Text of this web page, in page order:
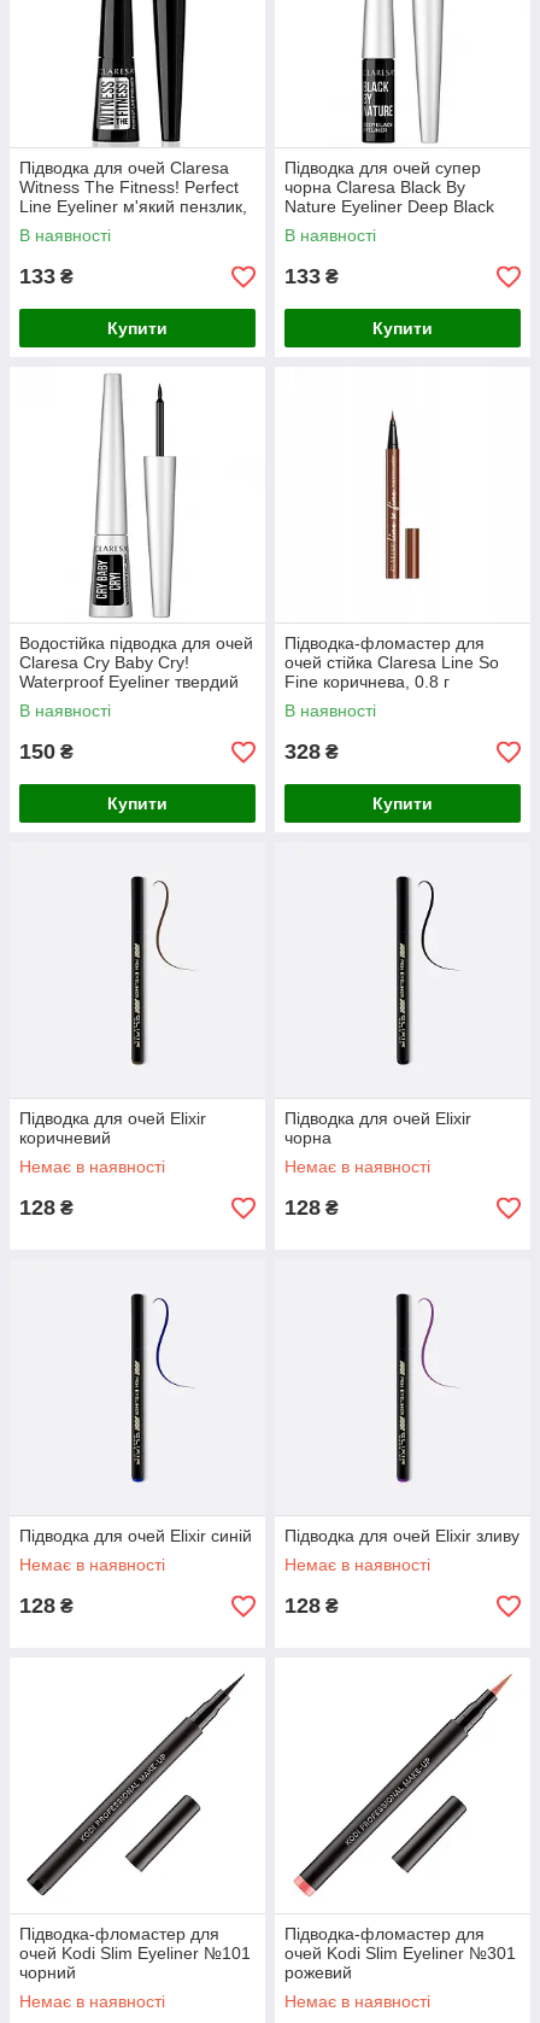
Підводка для очей Claresa
Witness The Fitness! Perfect
Line Eyeliner м'який пензлик,
4 г
В наявності
133 ₴
Купити
Підводка для очей супер
чорна Claresa Black By
Nature Eyeliner Deep Black
твердий пензлик, 4 г
В наявності
133 ₴
Купити
Водостійка підводка для очей
Claresa Cry Baby Cry!
Waterproof Eyeliner твердий
пензлик, 4 г
В наявності
150 ₴
Купити
Підводка-фломастер для
очей стійка Claresa Line So
Fine коричнева, 0.8 г
В наявності
328 ₴
Купити
Підводка для очей Elixir
коричневий
Немає в наявності
128 ₴
Підводка для очей Elixir
чорна
Немає в наявності
128 ₴
Підводка для очей Elixir синій
Немає в наявності
128 ₴
Підводка для очей Elixir зливу
Немає в наявності
128 ₴
Підводка-фломастер для
очей Kodi Slim Eyeliner №101
чорний
Немає в наявності
Підводка-фломастер для
очей Kodi Slim Eyeliner №301
рожевий
Немає в наявності